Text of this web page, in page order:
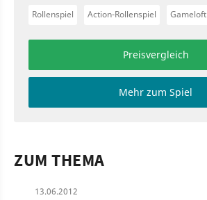
Rollenspiel Action-Rollenspiel Gameloft
Preisvergleich
Mehr zum Spiel
ZUM THEMA
13.06.2012